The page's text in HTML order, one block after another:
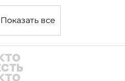
Показать все